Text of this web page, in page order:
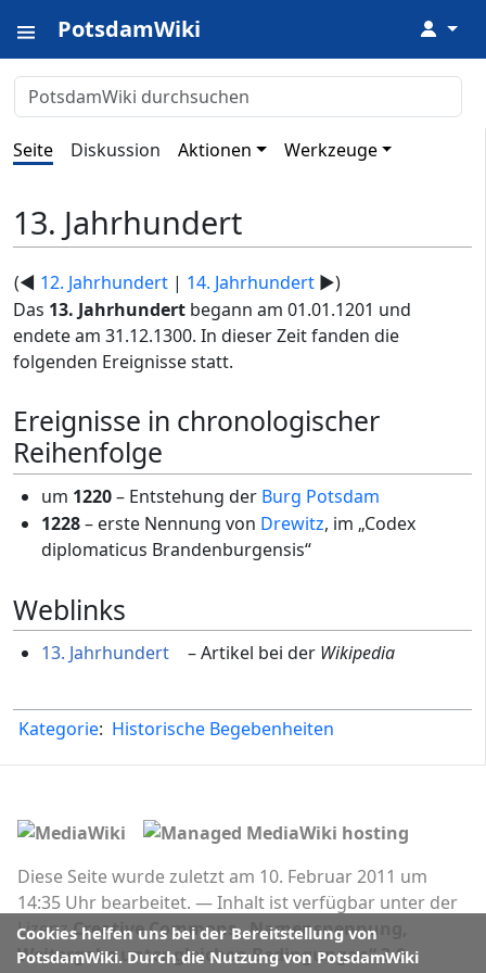
PotsdamWiki ↓
Seite Diskussion Aktionen Werkzeuge
13. Jahrhundert
(◄ 12. Jahrhundert | 14. Jahrhundert ►)
Das 13. Jahrhundert begann am 01.01.1201 und
endete am 31.12.1300. In dieser Zeit fanden die
folgenden Ereignisse statt.
Ereignisse in chronologischer
Reihenfolge
um 1220– Entstehung der Burg Potsdam
1228– erste Nennung von Drewitz, im „Codex
diplomaticus Brandenburgensis“
Weblinks
13. Jahrhundert – Artikel bei der Wikipedia
Kategorie: Historische Begebenheiten
Cookies helfen uns bei der Bereitstellung von
PotsdamWiki. Durch die Nutzung von PotsdamWiki
Diese Seite wurde zuletzt am 10. Februar 2011 um
14:35 Uhr bearbeitet.
Inhalt ist verfügbar unter der
LizenzCreative Commons „Namensnennung,
Weitergabe unter gleichen Bedingungen“ 3.0.